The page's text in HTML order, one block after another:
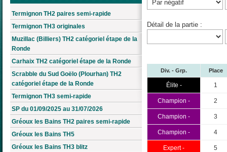
Termignon TH2 paires semi-rapide
Termignon TH3 originales
Muzillac (Billiers) TH2 catégoriel étape de la
Ronde
Carhaix TH2 catégoriel étape de la Ronde
Scrabble du Sud Goëlo (Plourhan) TH2
catégoriel étape de la Ronde
Termignon TH3 semi-rapide
SP du 01/09/2025 au 31/07/2026
Gréoux les Bains TH2 paires semi-rapide
Gréoux les Bains TH5
Gréoux les Bains TH3 blitz
Détail de la partie :
Div. - Grp. Place
Élite - 1
Champion - 2
Champion - 3
Champion - 4
Expert - 5